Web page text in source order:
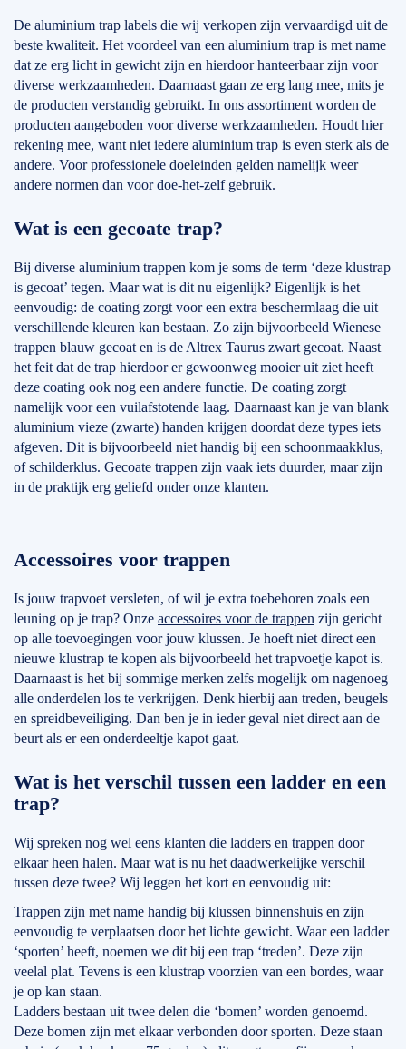
De aluminium trap labels die wij verkopen zijn vervaardigd uit de
beste kwaliteit. Het voordeel van een aluminium trap is met name
dat ze erg licht in gewicht zijn en hierdoor hanteerbaar zijn voor
diverse werkzaamheden. Daarnaast gaan ze erg lang mee, mits je
de producten verstandig gebruikt. In ons assortiment worden de
producten aangeboden voor diverse werkzaamheden. Houdt hier
rekening mee, want niet iedere aluminium trap is even sterk als de
andere. Voor professionele doeleinden gelden namelijk weer
andere normen dan voor doe-het-zelf gebruik.
Wat is een gecoate trap?
Bij diverse aluminium trappen kom je soms de term ‘deze klustrap
is gecoat’ tegen. Maar wat is dit nu eigenlijk? Eigenlijk is het
eenvoudig: de coating zorgt voor een extra beschermlaag die uit
verschillende kleuren kan bestaan. Zo zijn bijvoorbeeld Wienese
trappen blauw gecoat en is de Altrex Taurus zwart gecoat. Naast
het feit dat de trap hierdoor er gewoonweg mooier uit ziet heeft
deze coating ook nog een andere functie. De coating zorgt
namelijk voor een vuilafstotende laag. Daarnaast kan je van blank
aluminium vieze (zwarte) handen krijgen doordat deze types iets
afgeven. Dit is bijvoorbeeld niet handig bij een schoonmaakklus,
of schilderklus. Gecoate trappen zijn vaak iets duurder, maar zijn
in de praktijk erg geliefd onder onze klanten.
Accessoires voor trappen
Is jouw trapvoet versleten, of wil je extra toebehoren zoals een
leuning op je trap? Onze accessoires voor de trappen zijn gericht
op alle toevoegingen voor jouw klussen. Je hoeft niet direct een
nieuwe klustrap te kopen als bijvoorbeeld het trapvoetje kapot is.
Daarnaast is het bij sommige merken zelfs mogelijk om nagenoeg
alle onderdelen los te verkrijgen. Denk hierbij aan treden, beugels
en spreidbeveiliging. Dan ben je in ieder geval niet direct aan de
beurt als er een onderdeeltje kapot gaat.
Wat is het verschil tussen een ladder en een
trap?
Wij spreken nog wel eens klanten die ladders en trappen door
elkaar heen halen. Maar wat is nu het daadwerkelijke verschil
tussen deze twee? Wij leggen het kort en eenvoudig uit:
Trappen zijn met name handig bij klussen binnenshuis en zijn
eenvoudig te verplaatsen door het lichte gewicht. Waar een ladder
‘sporten’ heeft, noemen we dit bij een trap ‘treden’. Deze zijn
veelal plat. Tevens is een klustrap voorzien van een bordes, waar
je op kan staan.
Ladders bestaan uit twee delen die ‘bomen’ worden genoemd.
Deze bomen zijn met elkaar verbonden door sporten. Deze staan